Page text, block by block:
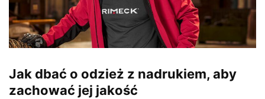
Jak dbać o odzież z nadrukiem, aby
zachować jej jakość